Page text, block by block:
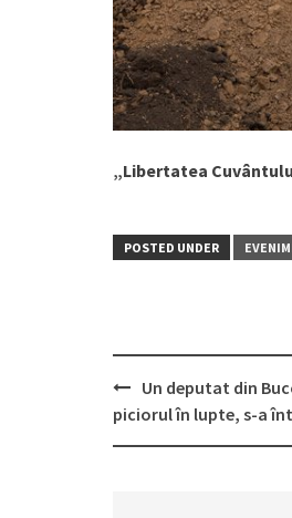
„Libertatea
POSTED UNDER
Post
navigation
Un deputat din
piciorul în lupte, s-a